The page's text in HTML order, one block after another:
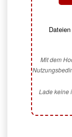
Mit dem
Lade keine